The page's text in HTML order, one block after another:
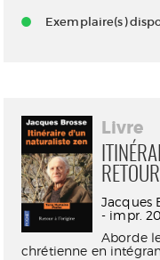
Exemplaire(s)
Livre
Jacques
- impr.
Aborde
chrétienne en